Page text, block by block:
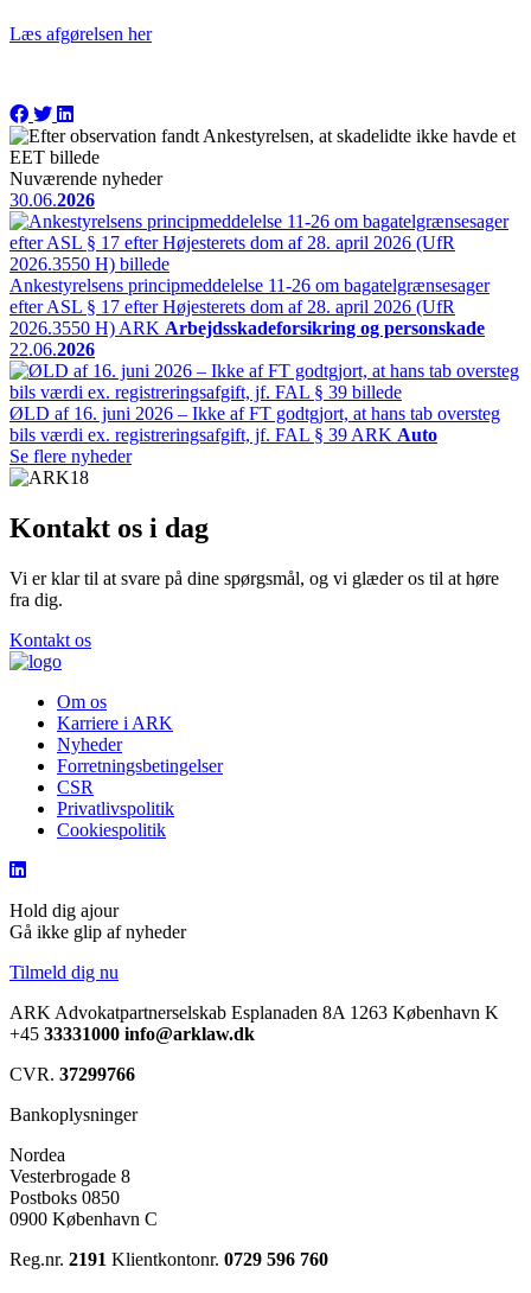
Læs afgørelsen her
Nuværende nyheder
30.06.2026
Ankestyrelsens principmeddelelse 11-26 om bagatelgrænsesager
efter ASL § 17 efter Højesterets dom af 28. april 2026 (UfR
2026.3550 H) ARK Arbejdsskadeforsikring og personskade
22.06.2026
ØLD af 16. juni 2026 – Ikke af FT godtgjort, at hans tab oversteg
bils værdi ex. registreringsafgift, jf. FAL § 39 ARK Auto
Se flere nyheder
Kontakt os i dag
Vi er klar til at svare på dine spørgsmål, og vi glæder os til at høre
fra dig.
Kontakt os
Om os
Karriere i ARK
Nyheder
Forretningsbetingelser
CSR
Privatlivspolitik
Cookiespolitik
Hold dig ajour
Gå ikke glip af nyheder
Tilmeld dig nu
ARK Advokatpartnerselskab Esplanaden 8A 1263 København K
+45 33331000 info@arklaw.dk
CVR. 37299766
Bankoplysninger
Nordea
Vesterbrogade 8
Postboks 0850
0900 København C
Reg.nr. 2191 Klientkontonr. 0729 596 760